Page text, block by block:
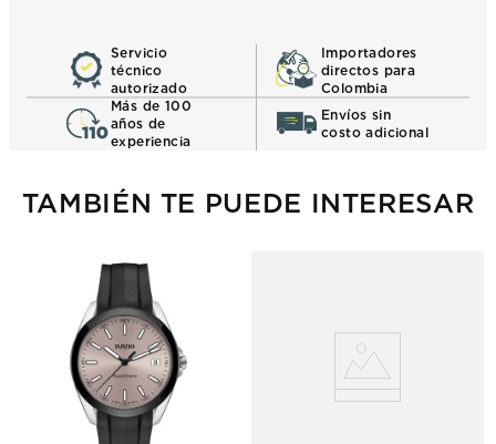
Servicio
técnico
autorizado
Importadores
directos para
Colombia
Más de 100
años de
experiencia
Envíos sin
costo adicional
TAMBIÉN TE PUEDE INTERESAR